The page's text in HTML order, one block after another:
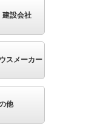
条件を選び直す
▶
建設会社
スメーカー
他